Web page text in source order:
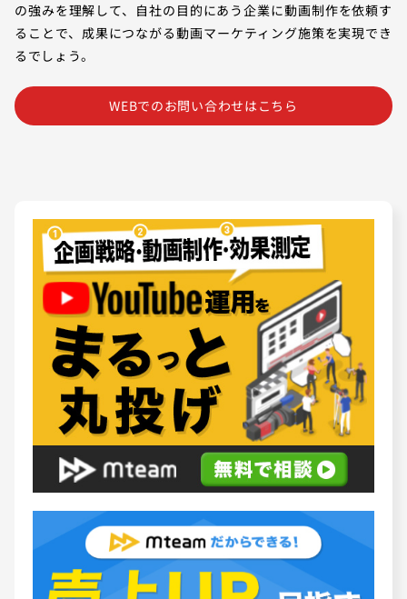
の強みを理解して、自社の目的にあう企業に動画制作を依頼す
ることで、成果につながる動画マーケティング施策を実現でき
るでしょう。
WEBでのお問い合わせはこちら